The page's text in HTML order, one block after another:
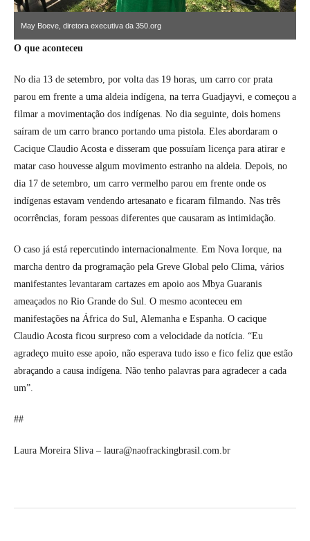
May Boeve, diretora executiva da 350.org
O que aconteceu
No dia 13 de setembro, por volta das 19 horas, um carro cor prata
parou em frente a uma aldeia indígena, na terra Guadjayvi, e começou a
filmar a movimentação dos indígenas. No dia seguinte, dois homens
saíram de um carro branco portando uma pistola. Eles abordaram o
Cacique Claudio Acosta e disseram que possuíam licença para atirar e
matar caso houvesse algum movimento estranho na aldeia. Depois, no
dia 17 de setembro, um carro vermelho parou em frente onde os
indígenas estavam vendendo artesanato e ficaram filmando. Nas três
ocorrências, foram pessoas diferentes que causaram as intimidação.
O caso já está repercutindo internacionalmente. Em Nova Iorque, na
marcha dentro da programação pela Greve Global pelo Clima, vários
manifestantes levantaram cartazes em apoio aos Mbya Guaranis
ameaçados no Rio Grande do Sul. O mesmo aconteceu em
manifestações na África do Sul, Alemanha e Espanha. O cacique
Claudio Acosta ficou surpreso com a velocidade da notícia. “Eu
agradeço muito esse apoio, não esperava tudo isso e fico feliz que estão
abraçando a causa indígena. Não tenho palavras para agradecer a cada
um”.
##
Laura Moreira Sliva – laura@naofrackingbrasil.com.br